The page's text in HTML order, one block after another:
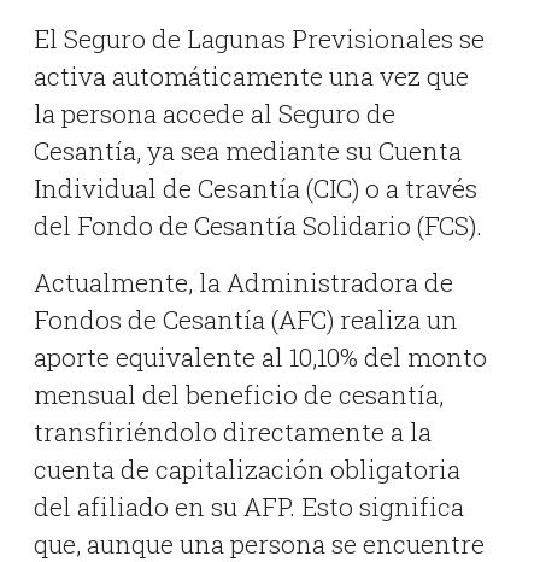
El Seguro de Lagunas Previsionales se
activa automáticamente una vez que
la persona accede al Seguro de
Cesantía, ya sea mediante su Cuenta
Individual de Cesantía (CIC) o a través
del Fondo de Cesantía Solidario (FCS).
Actualmente, la Administradora de
Fondos de Cesantía (AFC) realiza un
aporte equivalente al 10,10% del monto
mensual del beneficio de cesantía,
transfiriéndolo directamente a la
cuenta de capitalización obligatoria
del afiliado en su AFP. Esto significa
que, aunque una persona se encuentre